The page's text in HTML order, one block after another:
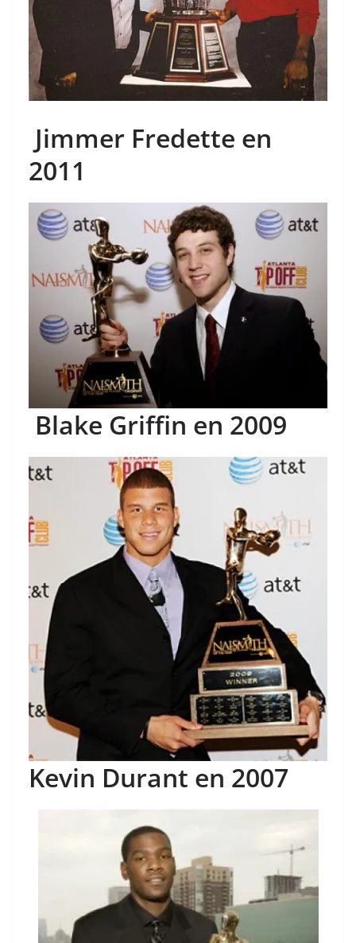
Jimmer Fredette en
2011
Blake Griffin en 2009
Kevin Durant en 2007